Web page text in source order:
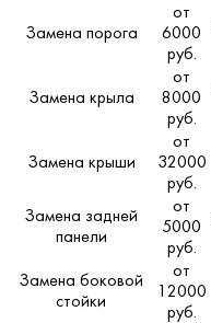
Замена порога
от
6000
руб.
Замена крыла
от
8000
руб.
Замена крыши
от
32000
руб.
Замена задней
панели
от
5000
руб.
Замена боковой
стойки
от
12000
руб.